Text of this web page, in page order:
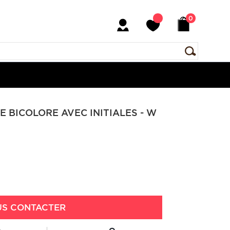
0
BICOLORE AVEC INITIALES - W
CONTACTER